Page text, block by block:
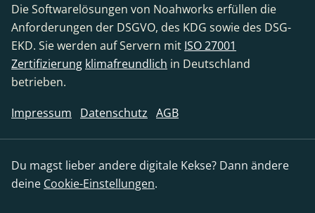
Die Softwarelösungen von Noahworks erfüllen die
Anforderungen der DSGVO, des KDG sowie des DSG-
EKD. Sie werden auf Servern mit ISO 27001
Zertifizierung klimafreundlich in Deutschland
betrieben.
Impressum
Datenschutz AGB
Du magst lieber andere digitale Kekse? Dann ändere
deine Cookie-Einstellungen.